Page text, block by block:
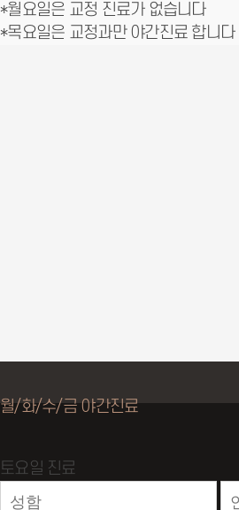
*월요일은 교정 진료가 없습니다
*목요일은 교정과만 야간진료 합니다
토요일